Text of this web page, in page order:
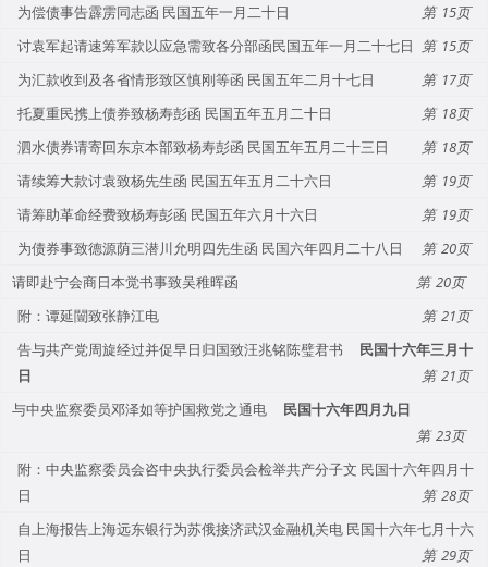
为偿债事告霹雳同志函 民国五年一月二十日
15
讨袁军起请速筹军款以应急需致各分部函民国五年一月二十七日
15
为汇款收到及各省情形致区慎刚等函 民国五年二月十七日
17
托夏重民携上债券致杨寿彭函 民国五年五月二十日
18
泗水债券请寄回东京本部致杨寿彭函 民国五年五月二十三日
18
请续筹大款讨袁致杨先生函 民国五年五月二十六日
19
请筹助革命经费致杨寿彭函 民国五年六月十六日
19
为债券事致德源荫三潜川允明四先生函 民国六年四月二十八日
20
请即赴宁会商日本觉书事致吴稚晖函
20
附：谭延闓致张静江电
21
告与共产党周旋经过并促早日归国致汪兆铭陈璧君书
民国十六年三月十
日
21
与中央监察委员邓泽如等护国救党之通电
民国十六年四月九日
23
附：中央监察委员会咨中央执行委员会检举共产分子文 民国十六年四月十
日
28
自上海报告上海远东银行为苏俄接济武汉金融机关电 民国十六年七月十六
日
29